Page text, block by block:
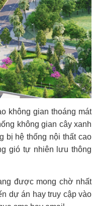
không gian thoáng mát
không gian cây xanh
bị hệ thống nội thất cao
gió tự nhiên lưu thông
được mong chờ nhất
dự án hay truy cập vào